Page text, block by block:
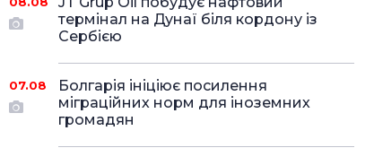
термінал на Дунаї біля кордону із
Сербією
07.08
Болгарія ініціює посилення
міграційних норм для іноземних
громадян